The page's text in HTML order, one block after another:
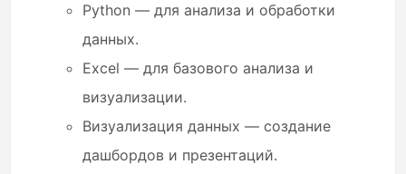
Python — для анализа и обработки
данных.
Excel — для базового анализа и
визуализации.
Визуализация данных — создание
дашбордов и презентаций.